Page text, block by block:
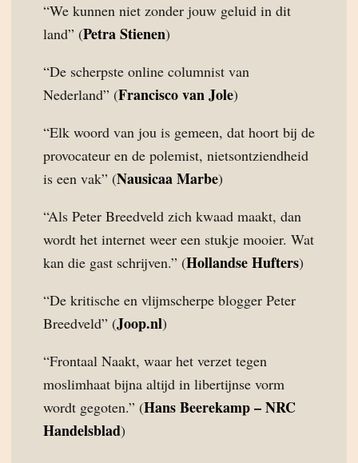
“We kunnen niet zonder jouw geluid in dit
land” (Petra Stienen)
“De scherpste online columnist van
Nederland” (Francisco van Jole)
“Elk woord van jou is gemeen, dat hoort bij de
provocateur en de polemist, nietsontziendheid
is een vak” (Nausicaa Marbe)
“Als Peter Breedveld zich kwaad maakt, dan
wordt het internet weer een stukje mooier. Wat
kan die gast schrijven.” (Hollandse Hufters)
“De kritische en vlijmscherpe blogger Peter
Breedveld” (Joop.nl)
“Frontaal Naakt, waar het verzet tegen
moslimhaat bijna altijd in libertijnse vorm
wordt gegoten.” (Hans Beerekamp – NRC
Handelsblad)